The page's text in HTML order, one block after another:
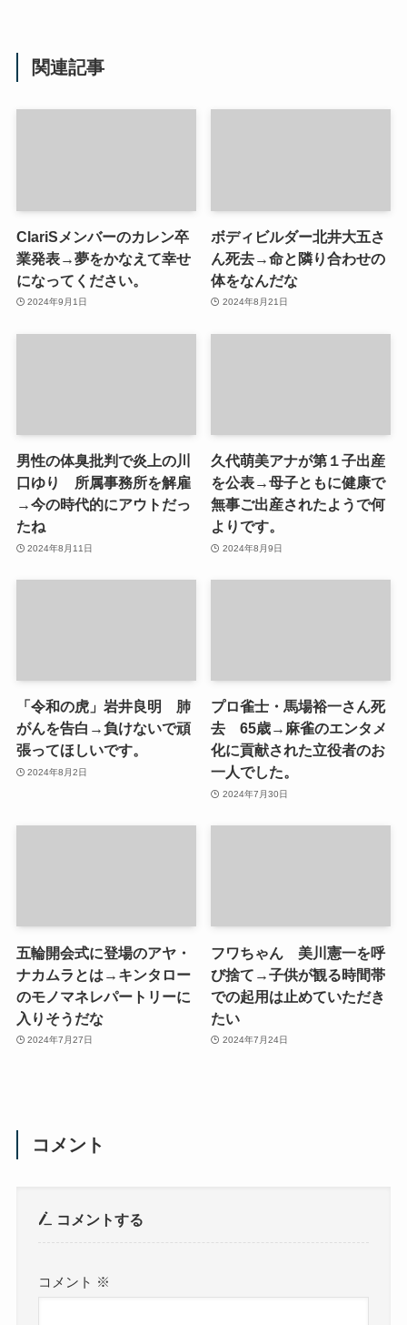
関連記事
ClariSメンバーのカレン卒
業発表→夢をかなえて幸せ
になってください。
2024年9月1日
ボディビルダー北井大五さ
ん死去→命と隣り合わせの
体をなんだな
2024年8月21日
男性の体臭批判で炎上の川
口ゆり 所属事務所を解雇
→今の時代的にアウトだっ
たね
2024年8月11日
久代萌美アナが第１子出産
を公表→母子ともに健康で
無事ご出産されたようで何
よりです。
2024年8月9日
「令和の虎」岩井良明 肺
がんを告白→負けないで頑
張ってほしいです。
2024年8月2日
プロ雀士・馬場裕一さん死
去 65歳→麻雀のエンタメ
化に貢献された立役者のお
一人でした。
2024年7月30日
五輪開会式に登場のアヤ・
ナカムラとは→キンタロー
のモノマネレパートリーに
入りそうだな
2024年7月27日
フワちゃん 美川憲一を呼
び捨て→子供が観る時間帯
での起用は止めていただき
たい
2024年7月24日
コメント
コメントする
コメント ※